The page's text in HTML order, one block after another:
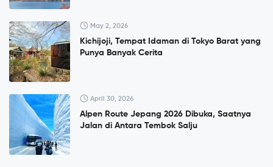
May 2, 2026
Kichijoji, Tempat Idaman di Tokyo Barat yang
Punya Banyak Cerita
April 30, 2026
Alpen Route Jepang 2026 Dibuka, Saatnya
Jalan di Antara Tembok Salju